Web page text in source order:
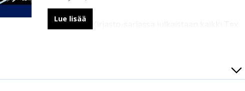
Värillisessä Kirjasto-sarjassa julkaistaan kaikki Tex
Lue lisää